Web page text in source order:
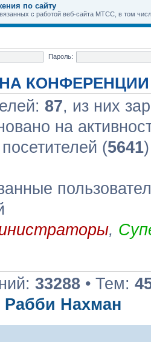
по сайту
с работой веб-сайта МТСС, в том
Пароль:
КОНФЕРЕНЦИИ
87, из них
на
(5641
,
33288 • Тем:
Рабби Нахман